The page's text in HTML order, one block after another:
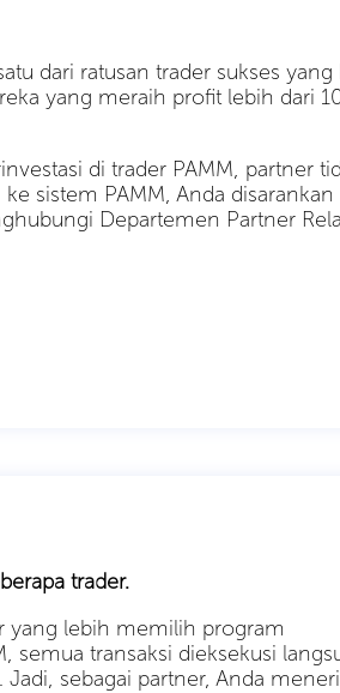
dari ratusan trader sukses yang
yang meraih profit lebih dari
di trader PAMM, partner
sistem PAMM, Anda disarankan
Departemen Partner
trader.
yang lebih memilih program
semua transaksi dieksekusi
sebagai partner, Anda